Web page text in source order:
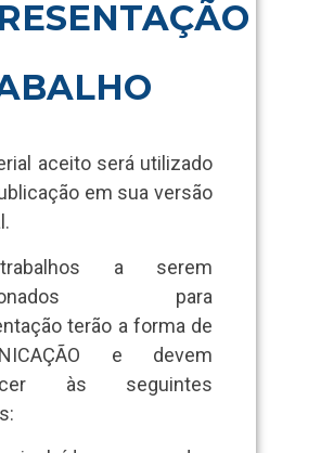
aceito será utilizado
em sua versão
a serem
para
terão a forma de
e devem
às seguintes